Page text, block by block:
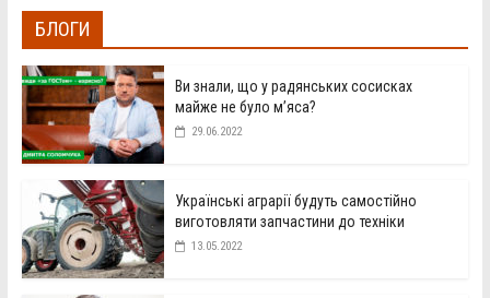
БЛОГИ
Ви знали, що у радянських сосисках
майже не було м’яса?
29.06.2022
Українські аграрії будуть самостійно
виготовляти запчастини до техніки
13.05.2022